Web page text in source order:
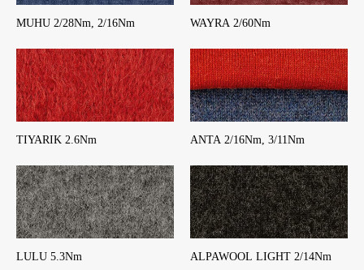
MUHU 2/28Nm, 2/16Nm WAYRA 2/60Nm
TIYARIK 2.6Nm ANTA 2/16Nm, 3/11Nm
LULU 5.3Nm ALPAWOOL LIGHT 2/14Nm